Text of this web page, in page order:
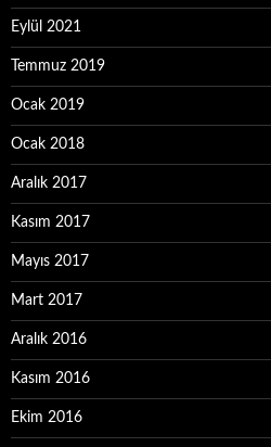
Eylül 2021
Temmuz 2019
Ocak 2019
Ocak 2018
Aralık 2017
Kasım 2017
Mayıs 2017
Mart 2017
Aralık 2016
Kasım 2016
Ekim 2016